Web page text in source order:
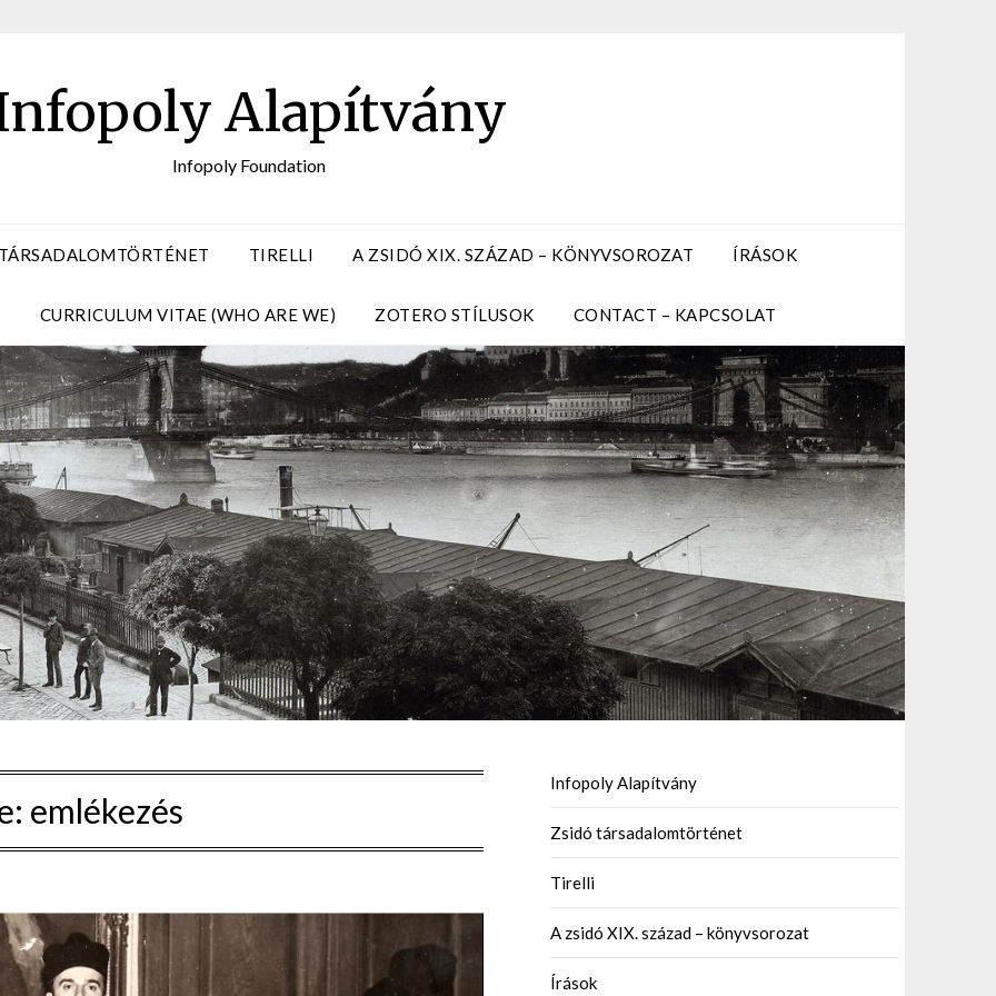
Alapítvány
Infopoly Foundation
TIRELLI A ZSIDÓ XIX. SZÁZAD – KÖNYVSOROZAT ÍRÁSOK
CURRICULUM VITAE (WHO ARE WE) ZOTERO STÍLUSOK CONTACT – KAPCSOLAT
emlékezés
Infopoly Alapítvány
Zsidó társadalomtörténet
Tirelli
A zsidó XIX. század – könyvsorozat
Írások